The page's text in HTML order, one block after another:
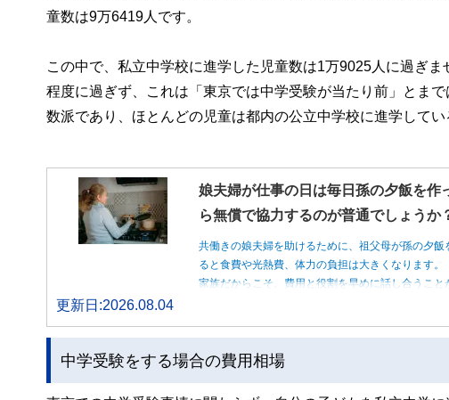
童数は9万6419人です。
この中で、私立中学校に進学した児童数は1万9025人に過ぎ
程度に過ぎず、これは「東京では中学受験が当たり前」とま
数派であり、ほとんどの児童は都内の公立中学校に進学してい
娘夫婦が仕事の日は毎日孫の夕飯を作
ら無償で協力するのが普通でしょうか
共働きの娘夫婦を助けるために、祖父母が孫の夕
ると食費や光熱費、体力の負担は大きくなります
家族だからこそ、費用と役割を早めに話し合うこと
更新日:2026.08.04
中学受験をする場合の費用相場